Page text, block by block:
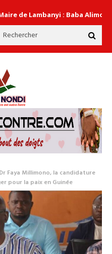
: Baba Alimou Barry
Faya Millimono, la candidature
pour la paix en Guinée